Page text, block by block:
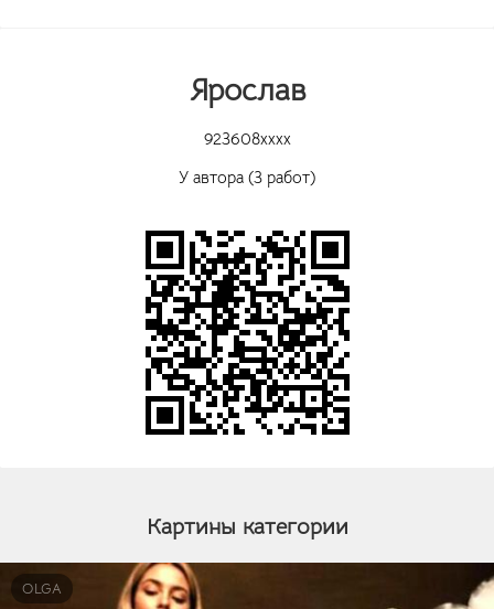
Ярослав
923608xxxx
У автора (3 работ)
Картины категории
OLGA